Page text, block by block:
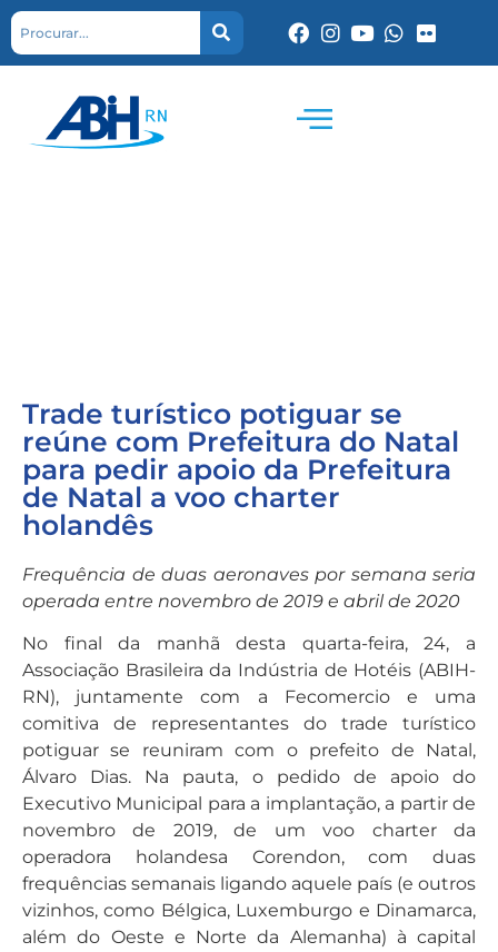
Trade turístico potiguar se
reúne com Prefeitura do Natal
para pedir apoio da Prefeitura
de Natal a voo charter
holandês
Frequência de duas aeronaves por semana seria
operada entre novembro de 2019 e abril de 2020
No final da manhã desta quarta-feira, 24, a
Associação Brasileira da Indústria de Hotéis (ABIH-
RN), juntamente com a Fecomercio e uma
comitiva de representantes do trade turístico
potiguar se reuniram com o prefeito de Natal,
Álvaro Dias. Na pauta, o pedido de apoio do
Executivo Municipal para a implantação, a partir de
novembro de 2019, de um voo charter da
operadora holandesa Corendon, com duas
frequências semanais ligando aquele país (e outros
vizinhos, como Bélgica, Luxemburgo e Dinamarca,
além do Oeste e Norte da Alemanha) à capital